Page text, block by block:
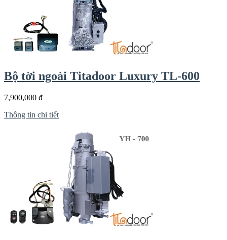
Bộ tời ngoài Titadoor Luxury TL-600
7,900,000 đ
Thông tin chi tiết